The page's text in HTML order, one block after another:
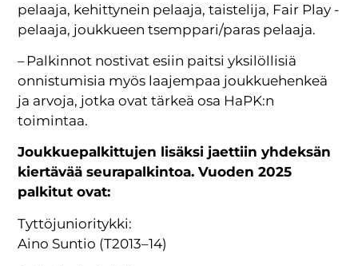
pelaaja, kehittynein pelaaja, taistelija, Fair Play -
pelaaja, joukkueen tsemppari/paras pelaaja.
– Palkinnot nostivat esiin paitsi yksilöllisiä
onnistumisia myös laajempaa joukkuehenkeä
ja arvoja, jotka ovat tärkeä osa HaPK:n
toimintaa.
Joukkuepalkittujen lisäksi jaettiin yhdeksän
kiertävää seurapalkintoa. Vuoden 2025
palkitut ovat:
Tyttöjunioritykki:
Aino Suntio (T2013–14)